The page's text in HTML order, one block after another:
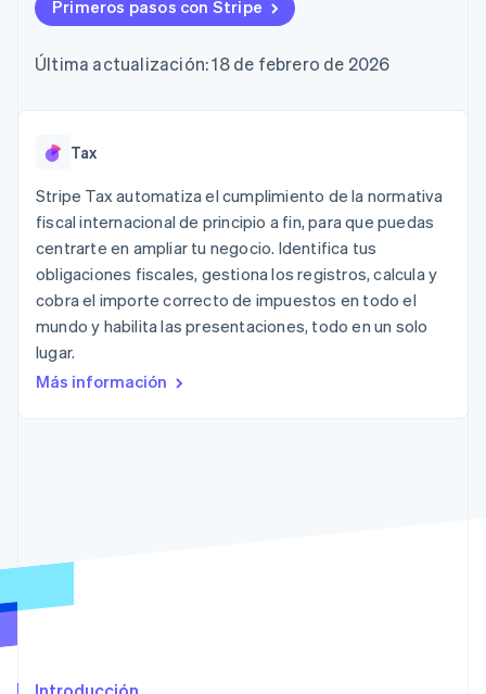
Authorization
Boost
de aceptación
acelerado
Recognition
Automatización
Stripe Sigma
personalizados
Más
Product roadmap
Ver lo que viene
Radar
Prevención de fraude
Atlas
Gestión del dinero
SaaS
Empresas de IA
Economía de los
creadores
Juegos
Hostelería, viajes y ocio
Seguros
Medios de
Organizaciones sin
Servicios
Gestionar
Ofrecer cobro por
consumo
respaldadas por
Recursos
Integraciones de
aplicaciones
desarrolladores
Empresa
producto
Sessions
Contacto
Contacta con ventas
Conviértete en socio
Primeros pasos con Stripe
Última actualización: 18 de febrero de 2026
Tax
Stripe Tax automatiza el cumplimiento de la normativa
fiscal internacional de principio a fin, para que puedas
centrarte en ampliar tu negocio. Identifica tus
obligaciones fiscales, gestiona los registros, calcula y
cobra el importe correcto de impuestos en todo el
mundo y habilita las presentaciones, todo en un solo
lugar.
Más información